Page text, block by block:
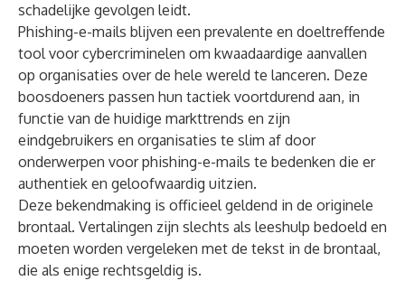
schadelijke gevolgen leidt.
Phishing-e-mails blijven een prevalente en doeltreffende
tool voor cybercriminelen om kwaadaardige aanvallen
op organisaties over de hele wereld te lanceren. Deze
boosdoeners passen hun tactiek voortdurend aan, in
functie van de huidige markttrends en zijn
eindgebruikers en organisaties te slim af door
onderwerpen voor phishing-e-mails te bedenken die er
authentiek en geloofwaardig uitzien.
Deze bekendmaking is officieel geldend in de originele
brontaal. Vertalingen zijn slechts als leeshulp bedoeld en
moeten worden vergeleken met de tekst in de brontaal,
die als enige rechtsgeldig is.